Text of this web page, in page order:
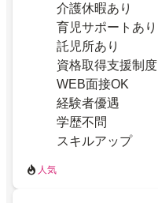
介護休暇あり
育児サポートあり
託児所あり
資格取得支援制度
WEB面接OK
経験者優遇
学歴不問
スキルアップ
人気